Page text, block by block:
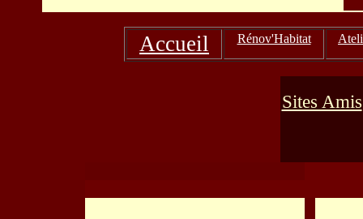
Accueil Rénov'Habitat
Sites Amis